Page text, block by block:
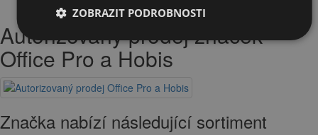
Autorizovaný prodej značek
Office Pro a Hobis
Značka nabízí následující sortiment
ZOBRAZIT PODROBNOSTI